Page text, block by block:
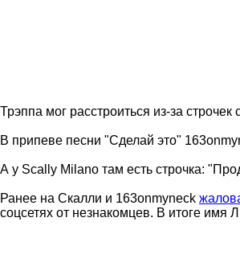
Трэппа мог расстроиться из-за
В припеве песни "Сделай это"
А у Scally Milano там есть строчка:
Ранее на Скалли и 163onmyneck
соцсетях от незнакомцев. В итоге имя